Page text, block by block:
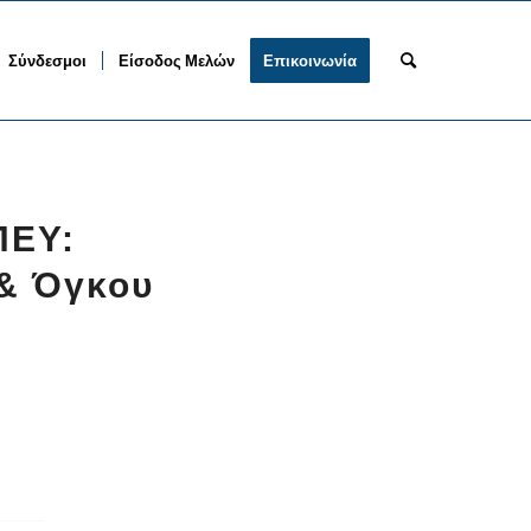
Σύνδεσμοι Είσοδος Μελών Επικοινωνία
Όγκου